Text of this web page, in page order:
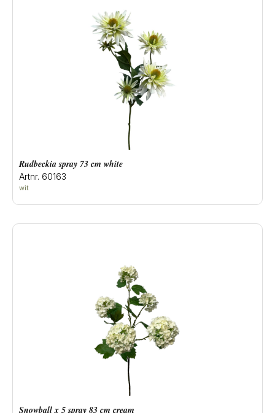
rudbeckia spray 73 cm white
Artnr. 60163
wit
snowball x 5 spray 83 cm cream